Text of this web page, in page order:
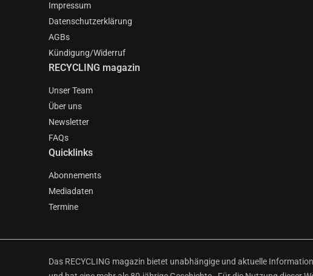
Impressum
Datenschutzerklärung
AGBs
Kündigung/Widerruf
RECYCLING magazin
Unser Team
Über uns
Newsletter
FAQs
Quicklinks
Abonnements
Mediadaten
Termine
Das RECYCLING magazin bietet unabhängige und aktuelle